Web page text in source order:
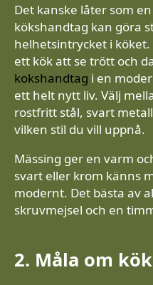
Det kanske låter som
kökshandtag kan göra
helhetsintrycket i
ett kök att se trött och
kokshandtag i en
ett helt nytt liv. Välj
rostfritt stål, svart
vilken stil du vill uppnå.
Mässing ger en varm
svart eller krom känns
modernt. Det bästa av
skruvmejsel och en
2. Måla om